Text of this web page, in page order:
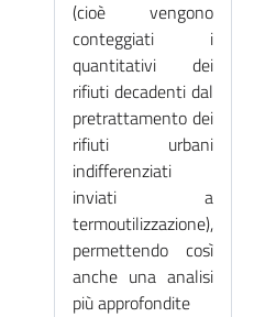
(cioè vengono
conteggiati i
quantitativi dei
rifiuti decadenti dal
pretrattamento dei
rifiuti urbani
indifferenziati
inviati a
termoutilizzazione),
permettendo così
anche una analisi
più approfondite